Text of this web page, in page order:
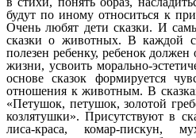
будут по иному относиться к
Очень любят дети сказки. И
сказки о животных. В каждой
полезен ребенку, ребенок должен
жизни, усвоить морально-
основе сказок формируется
отношения к животным. В
«Петушок, петушок, золотой
козлятушки». Присутствуют в
лиса-краса, комар-пискун,